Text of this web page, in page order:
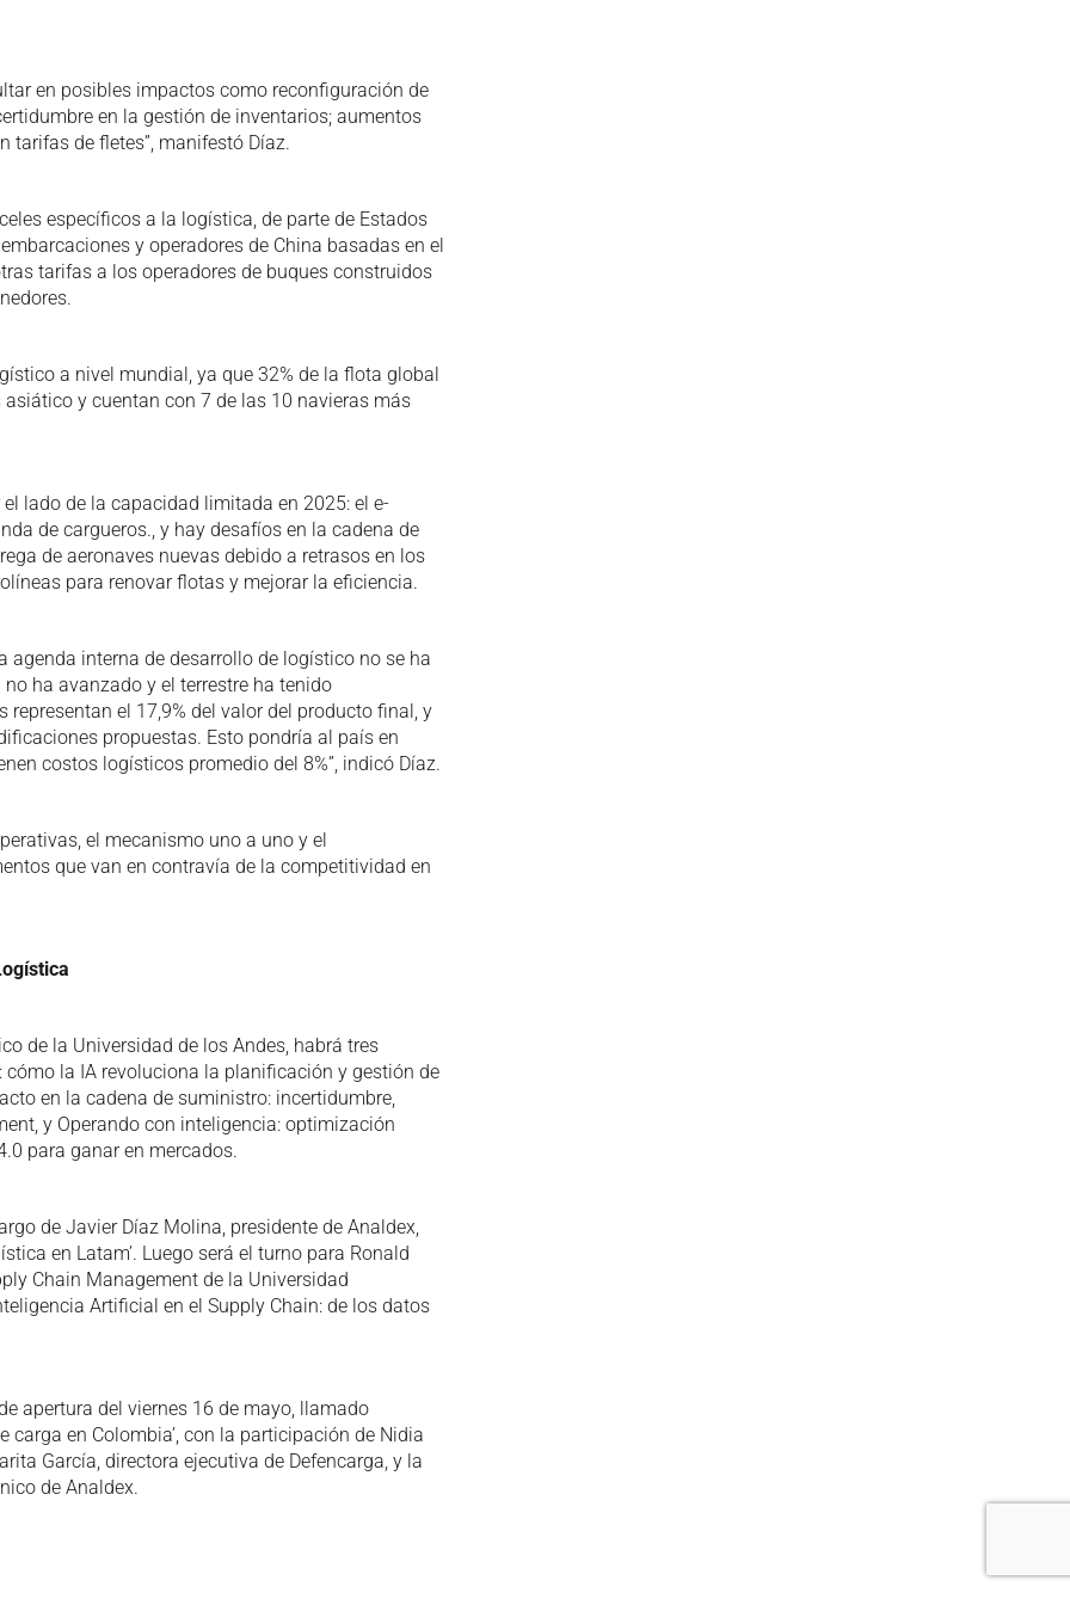
en posibles impactos como reconfiguración de
en la gestión de inventarios; aumentos
de fletes”, manifestó Díaz.
específicos a la logística, de parte de Estados
y operadores de China basadas en el
tarifas a los operadores de buques construidos
a nivel mundial, ya que 32% de la flota global
y cuentan con 7 de las 10 navieras más
lado de la capacidad limitada en 2025: el e-
de cargueros., y hay desafíos en la cadena de
de aeronaves nuevas debido a retrasos en los
para renovar flotas y mejorar la eficiencia.
agenda interna de desarrollo de logístico no se ha
ha avanzado y el terrestre ha tenido
el 17,9% del valor del producto final, y
propuestas. Esto pondría al país en
costos logísticos promedio del 8%”, indicó Díaz.
el mecanismo uno a uno y el
que van en contravía de la competitividad en
de la Universidad de los Andes, habrá tres
la IA revoluciona la planificación y gestión de
en la cadena de suministro: incertidumbre,
y Operando con inteligencia: optimización
para ganar en mercados.
de Javier Díaz Molina, presidente de Analdex,
en Latam’. Luego será el turno para Ronald
Chain Management de la Universidad
Artificial en el Supply Chain: de los datos
apertura del viernes 16 de mayo, llamado
en Colombia’, con la participación de Nidia
García, directora ejecutiva de Defencarga, y la
de Analdex.